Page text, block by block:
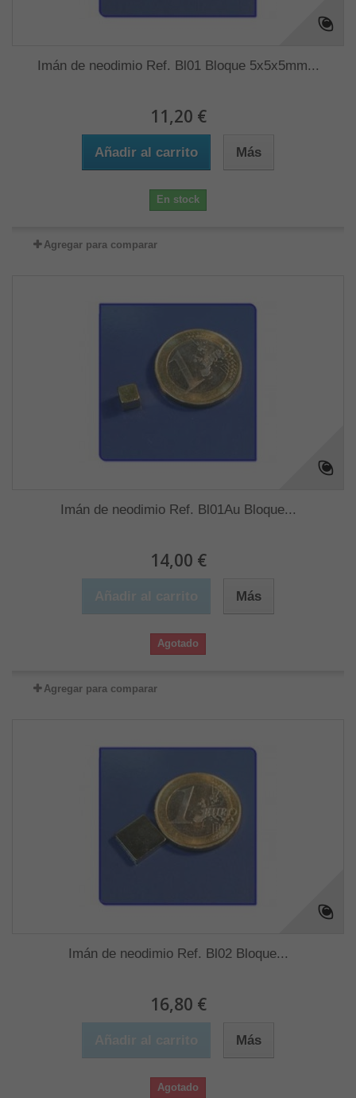
Imán de neodimio Ref. Bl01 Bloque 5x5x5mm...
11,20 €
Añadir al carrito Más
En stock
Agregar para comparar
Imán de neodimio Ref. Bl01Au Bloque...
14,00 €
Más
Agotado
Agregar para comparar
Imán de neodimio Ref. Bl02 Bloque...
16,80 €
Más
Agotado